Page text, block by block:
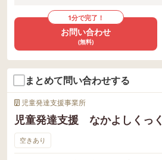
1分で完了！
お問い合わせ
(無料)
まとめて問い合わせする
児童発達支援事業所
児童発達支援 なかよしくっく
空きあり